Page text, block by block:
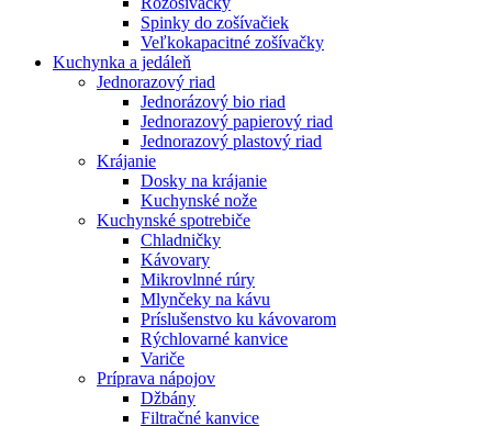
Spinky do zošívačiek
Veľkokapacitné zošívačky
Kuchynka a jedáleň
Jednorazový riad
Jednorázový bio riad
Jednorazový papierový riad
Jednorazový plastový riad
Krájanie
Dosky na krájanie
Kuchynské nože
Kuchynské spotrebiče
Chladničky
Kávovary
Mikrovlnné rúry
Mlynčeky na kávu
Príslušenstvo ku kávovarom
Rýchlovarné kanvice
Variče
Príprava nápojov
Džbány
Filtračné kanvice